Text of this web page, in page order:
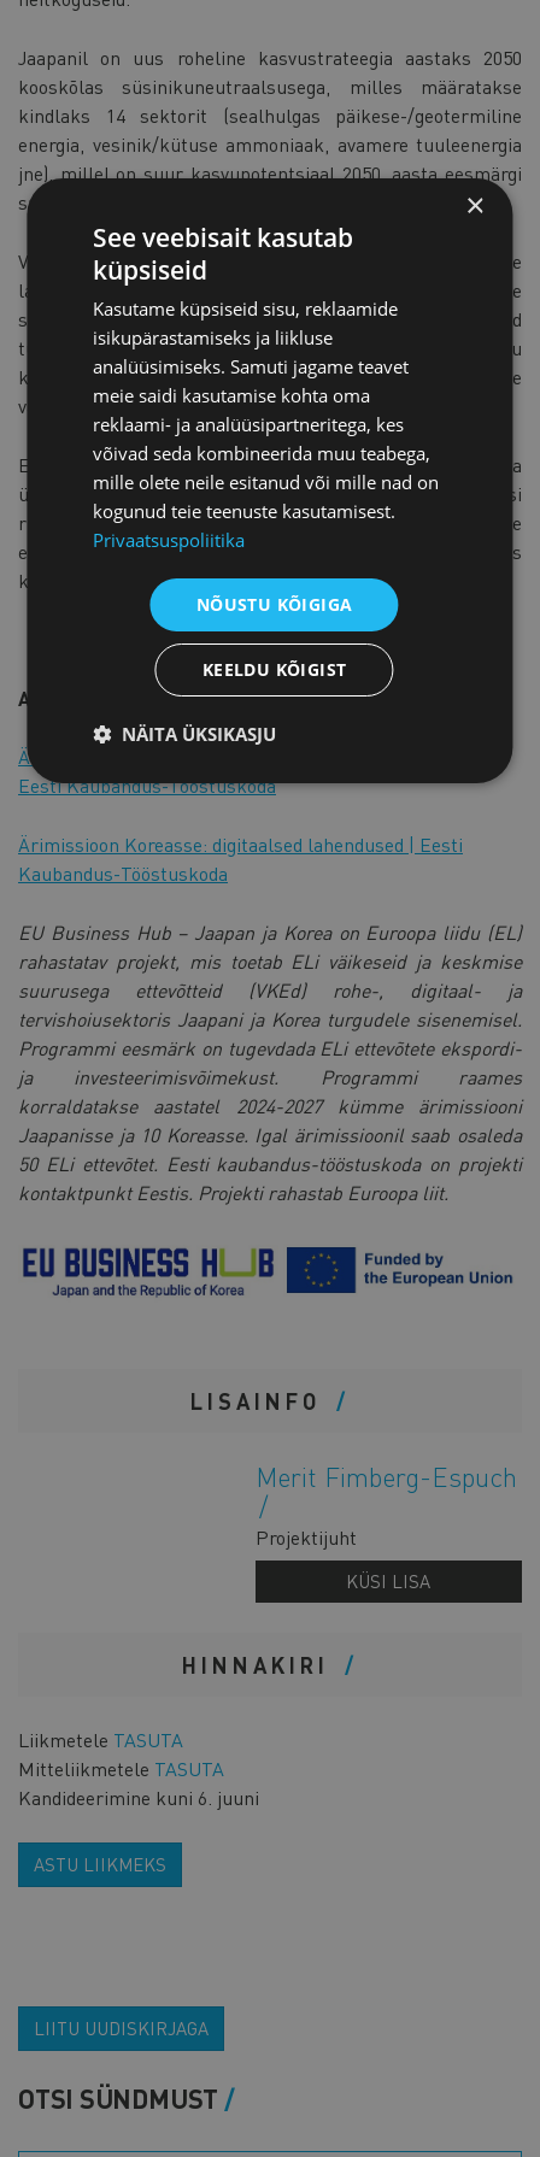
Jaapanil on uus roheline kasvustrateegia aastaks 2050
kooskõlas süsinikuneutraalsusega, milles määratakse
kindlaks 14 sektorit (sealhulgas päikese-/geotermiline
energia, vesinik/kütuse ammoniaak, avamere tuuleenergia
jne), millel on suur kasvupotentsiaal 2050. aasta eesmärgi
saavutamiseks.
Valitsus loodab taastuvate energiaallikate ambitsioonikale
laienemisele ja uute tehnoloogiate, sealhulgas vähese
süsinikdioksiidiheitega vesiniku, ohutumate arenenud
tuumareaktorite ja süsiniku ringlussevõtu
kasutuselevõtmisele elektrisektori süsinikdioksiidiheite
vähendamiseks.
Eeldatakse, et vesinik mängib Jaapani puhta energia
üleminekul keskset rolli. Tegelikult oli Jaapan üks esimesi
riike, kes käivitas riikliku vesinikustrateegia, mille
eesmärk on muuta vesinik maagaasi osas
konkurentsivõimeliseks.
Avatud kandideerimine ka teistele ärimissioonidele:
Ärimissioon Jaapanisse ja Semicon Japan 2025 ühisstend |
Eesti Kaubandus-Tööstuskoda
Ärimissioon Koreasse: digitaalsed lahendused | Eesti
Kaubandus-Tööstuskoda
EU Business Hub – Jaapan ja Korea on Euroopa liidu (EL)
rahastatav projekt, mis toetab ELi väikeseid ja keskmise
suurusega ettevõtteid (VKEd) rohe-, digitaal- ja
tervishoiusektoris Jaapani ja Korea turgudele sisenemisel.
Programmi eesmärk on tugevdada ELi ettevõtete ekspordi-
ja investeerimisvõimekust. Programmi raames
korraldatakse aastatel 2024-2027 kümme ärimissiooni
Jaapanisse ja 10 Koreasse. Igal ärimissioonil saab osaleda
50 ELi ettevõtet. Eesti kaubandus-tööstuskoda on projekti
kontaktpunkt Eestis. Projekti rahastab Euroopa liit.
LISAINFO
Merit Fimberg-Espuch
Projektijuht
KÜSI LISA
HINNAKIRI
Liikmetele TASUTA
Mitteliikmetele TASUTA
Kandideerimine kuni 6. juuni
ASTU LIIKMEKS
LIITU UUDISKIRJAGA
OTSI SÜNDMUST
×
See veebisait kasutab
küpsiseid
Kasutame küpsiseid sisu, reklaamide
isikupärastamiseks ja liikluse
analüüsimiseks. Samuti jagame teavet
meie saidi kasutamise kohta oma
reklaami- ja analüüsipartneritega, kes
võivad seda kombineerida muu teabega,
mille olete neile esitanud või mille nad on
kogunud teie teenuste kasutamisest.
Privaatsuspoliitika
NÕUSTU KÕIGIGA
KEELDU KÕIGIST
NÄITA ÜKSIKASJU